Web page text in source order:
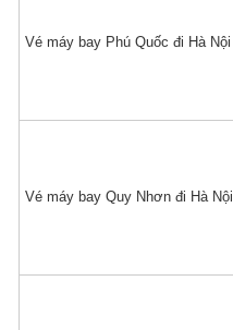
Vé máy bay Phú Quốc đi Hà Nội
Vé máy bay Quy Nhơn đi Hà Nội